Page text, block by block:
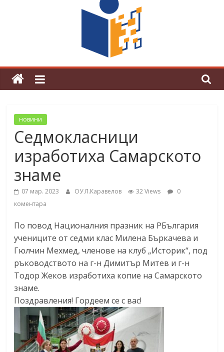
Магията на Андерсен оживя в ОУ
„Любен Каравелов“
новини
Седмокласници
изработиха Самарското
знаме
07 мар. 2023 ОУ Л.Каравелов 32 Views
0
коментара
По повод Националния празник на РБългария
учениците от седми клас Милена Бъркачева и
Гюлчин Мехмед, членове на клуб „Историк“, под
ръководството на г-н Димитър Митев и г-н
Тодор Жеков изработиха копие на Самарското
знаме.
Поздравления! Гордеем се с вас!